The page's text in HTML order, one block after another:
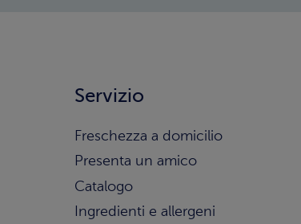
Servizio
Freschezza a domicilio
Presenta un amico
Catalogo
Ingredienti e allergeni